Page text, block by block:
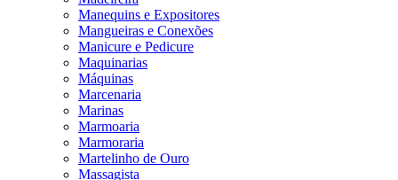
Manequins e Expositores
Mangueiras e Conexões
Manicure e Pedicure
Maquinarias
Máquinas
Marcenaria
Marinas
Marmoaria
Marmoraria
Martelinho de Ouro
Massagista